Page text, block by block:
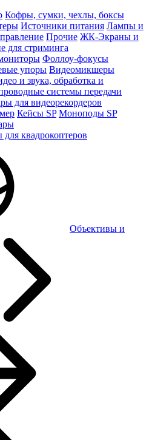
Кофры, сумки, чехлы, боксы
Источники питания Лампы и
Прочие ЖК-Экраны и
для стриминга
Фоллоу-фокусы
упоры Видеомикшеры
и звука, обработка и
системы передачи
для видеорекордеров
Кейсы SP Моноподы SP
для квадрокоптеров
Объективы и